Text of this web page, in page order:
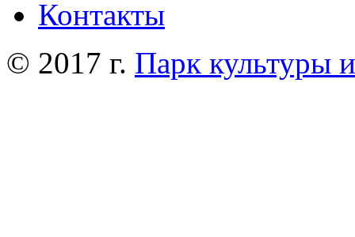
Контакты
© 2017 г. Парк культуры